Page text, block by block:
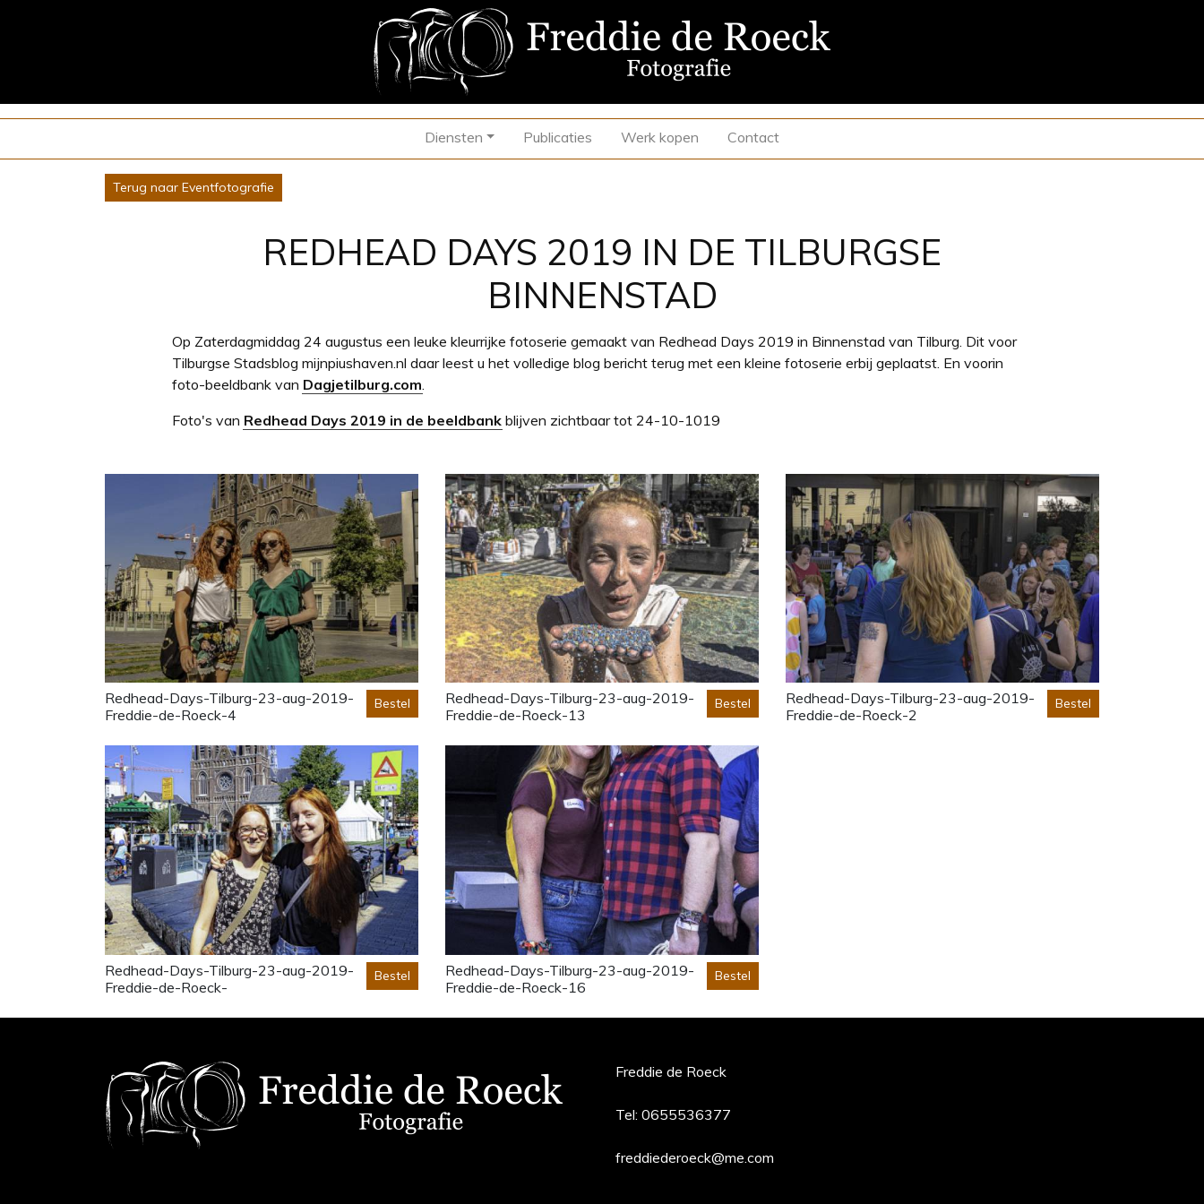
Diensten Publicaties Werk kopen Contact
Terug naar Eventfotografie
REDHEAD DAYS 2019 IN DE TILBURGSE
BINNENSTAD
Op Zaterdagmiddag 24 augustus een leuke kleurrijke fotoserie gemaakt van Redhead Days 2019 in Binnenstad van Tilburg. Dit voor
Tilburgse Stadsblog mijnpiushaven.nl daar leest u het volledige blog bericht terug met een kleine fotoserie erbij geplaatst. En voorin
foto-beeldbank van Dagjetilburg.com.
Foto's van Redhead Days 2019 in de beeldbank blijven zichtbaar tot 24-10-1019
Redhead-Days-Tilburg-23-aug-2019-
Freddie-de-Roeck-4
Bestel
Redhead-Days-Tilburg-23-aug-2019-
Freddie-de-Roeck-13
Bestel
Redhead-Days-Tilburg-23-aug-2019-
Freddie-de-Roeck-2
Bestel
Redhead-Days-Tilburg-23-aug-2019-
Freddie-de-Roeck-
Bestel
Redhead-Days-Tilburg-23-aug-2019-
Freddie-de-Roeck-16
Bestel
Freddie de Roeck
Tel: 0655536377
freddiederoeck@me.com